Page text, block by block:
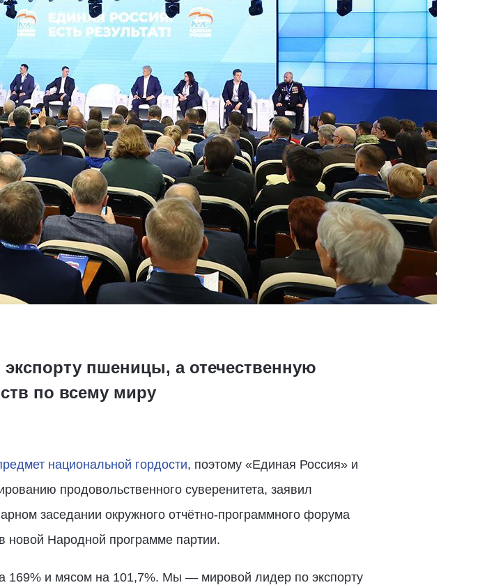
пшеницы, а отечественную
по всему миру
национальной гордости, поэтому «Единая Россия» и
продовольственного суверенитета, заявил
заседании окружного отчётно-программного форума
новой Народной программе партии.
169% и мясом на 101,7%. Мы — мировой лидер по экспорту